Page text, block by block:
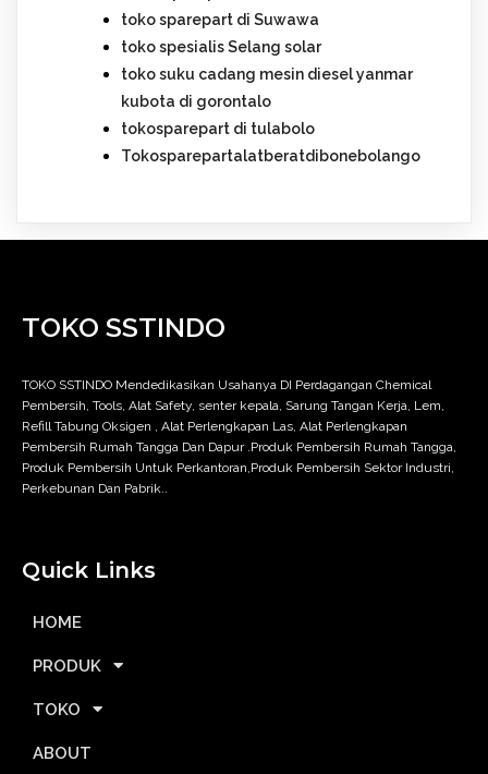
toko sparepart di Suwawa
toko spesialis Selang solar
toko suku cadang mesin diesel yanmar
kubota di gorontalo
tokosparepart di tulabolo
Tokosparepartalatberatdibonebolango
TOKO SSTINDO
TOKO SSTINDO Mendedikasikan Usahanya DI Perdagangan Chemical
Pembersih, Tools, Alat Safety, senter kepala, Sarung Tangan Kerja, Lem,
Refill Tabung Oksigen , Alat Perlengkapan Las, Alat Perlengkapan
Pembersih Rumah Tangga Dan Dapur .Produk Pembersih Rumah Tangga,
Produk Pembersih Untuk Perkantoran,Produk Pembersih Sektor Industri,
Perkebunan Dan Pabrik..
Quick Links
HOME
PRODUK
TOKO
ABOUT